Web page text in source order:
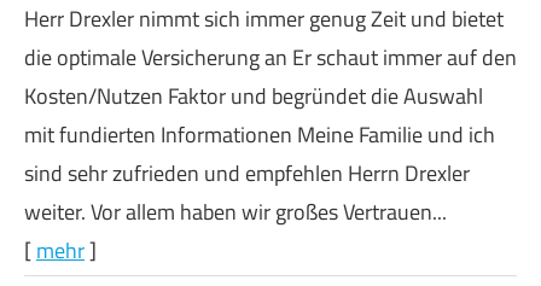
Herr Drexler nimmt sich immer genug Zeit und bietet
die optimale Versicherung an Er schaut immer auf den
Kosten/Nutzen Faktor und begründet die Auswahl
mit fundierten Informationen Meine Familie und ich
sind sehr zufrieden und empfehlen Herrn Drexler
weiter. Vor allem haben wir großes Vertrauen...
[mehr]